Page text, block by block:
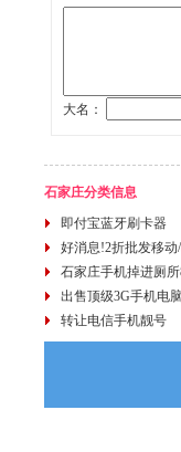
大名：
石家庄分类信息
即付宝蓝牙刷卡器
好消息!2折批发移
石家庄手机掉进厕
出售顶级3G手机电
转让电信手机靓号